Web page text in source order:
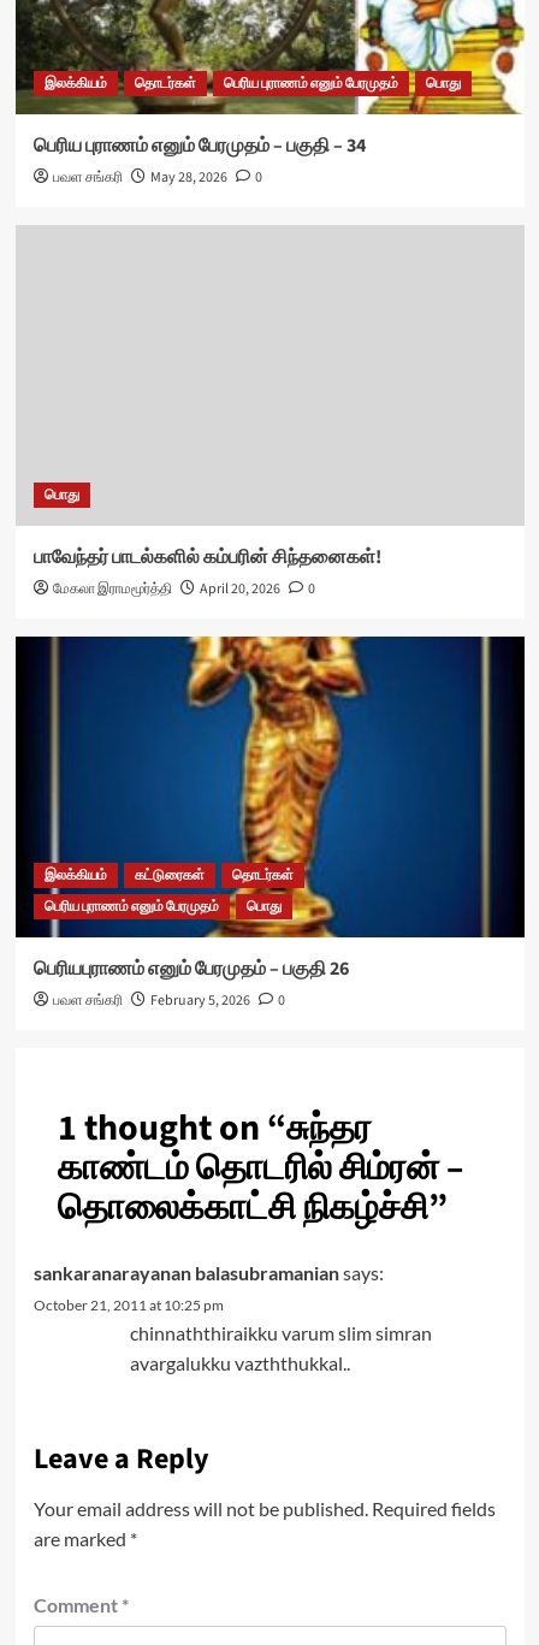
இலக்கியம் தொடர்கள் பெரிய புராணம் எனும் பேரமுதம் பொது
பெரிய புராணம் எனும் பேரமுதம் – பகுதி – 34
பவள சங்கரி May 28, 2026 0
பொது
பாவேந்தர் பாடல்களில் கம்பரின் சிந்தனைகள்!
மேகலா இராமமூர்த்தி April 20, 2026 0
இலக்கியம் கட்டுரைகள்
தொடர்கள்
பெரிய புராணம் எனும் பேரமுதம்
பொது
பெரியபுராணம் எனும் பேரமுதம் – பகுதி 26
பவள சங்கரி February 5, 2026 0
1 thought on “சுந்தர
காண்டம் தொடரில் சிம்ரன் –
தொலைக்காட்சி நிகழ்ச்சி”
sankaranarayanan balasubramaniansays:
October 21, 2011 at 10:25 pm
chinnaththiraikku varum slim simran
avargalukku vazththukkal..
Leave a Reply
Your email address will not be published. Required fields
are marked *
Comment *